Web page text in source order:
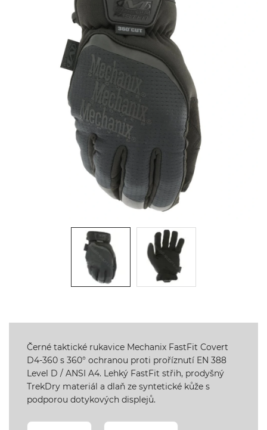
Černé taktické rukavice Mechanix FastFit Covert
D4-360 s 360° ochranou proti proříznutí EN 388
Level D / ANSI A4. Lehký FastFit střih, prodyšný
TrekDry materiál a dlaň ze syntetické kůže s
podporou dotykových displejů.